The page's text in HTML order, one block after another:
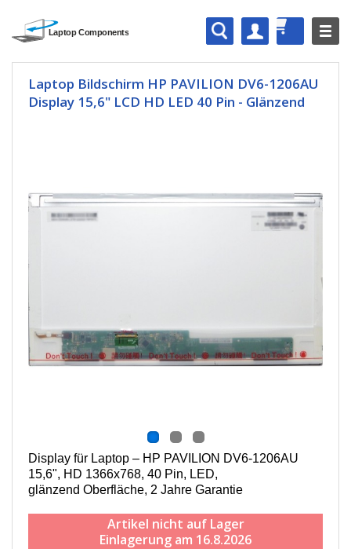
Laptop Bildschirm HP PAVILION DV6-1206AU
Display 15,6" LCD HD LED 40 Pin - Glänzend
Display für Laptop – HP PAVILION DV6-1206AU
15,6", HD 1366x768, 40 Pin, LED,
g länzend Oberfläche, 2 Jahre Garantie
Artikel nicht auf Lager
Einlagerung am 16.8.2026